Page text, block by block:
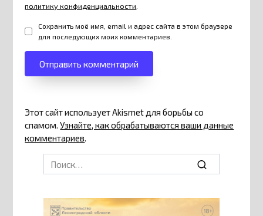
политику конфиденциальности
Сохранить моё имя, email и адрес сайта в этом браузере
для последующих моих комментариев.
Этот сайт использует Akismet для борьбы со
спамом.Узнайте, как обрабатываются ваши данные
комментариев.
Search
for: